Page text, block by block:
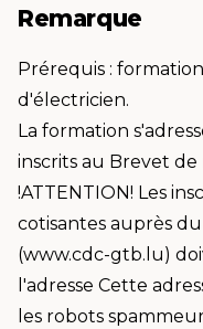
Remarque
Prérequis :
d'électricien.
La formation
inscrits au Brevet
!ATTENTION! Les
cotisantes auprès du
(www.cdc-gtb.lu)
l'adresse Cette
les robots